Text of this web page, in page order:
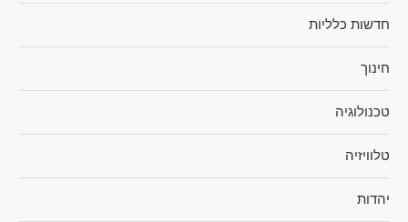
חדשות כלליות
חינוך
טכנולוגיה
טלוויזיה
יהדות